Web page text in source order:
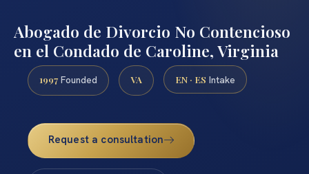
Abogado de Divorcio No Contencioso
en el Condado de Caroline, Virginia
1997 Founded VA EN · ES Intake
Request a consultation